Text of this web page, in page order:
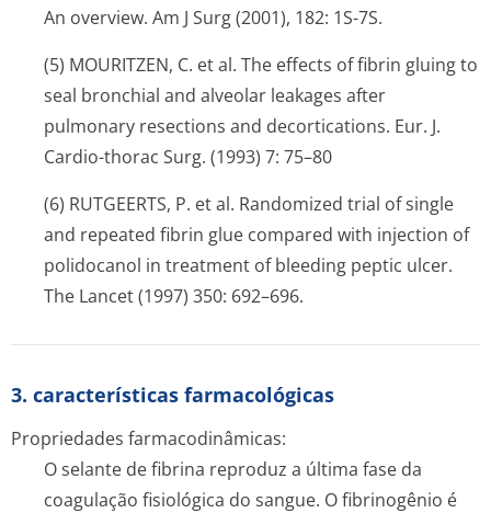
An overview. Am J Surg (2001), 182: 1S-7S.
(5) MOURITZEN, C. et al. The effects of fibrin gluing to
seal bronchial and alveolar leakages after
pulmonary resections and decortications. Eur. J.
Cardio-thorac Surg. (1993) 7: 75–80
(6) RUTGEERTS, P. et al. Randomized trial of single
and repeated fibrin glue compared with injection of
polidocanol in treatment of bleeding peptic ulcer.
The Lancet (1997) 350: 692–696.
3. características farmacológicas
Propriedades farmacodinâmicas:
O selante de fibrina reproduz a última fase da
coagulação fisiológica do sangue. O fibrinogênio é